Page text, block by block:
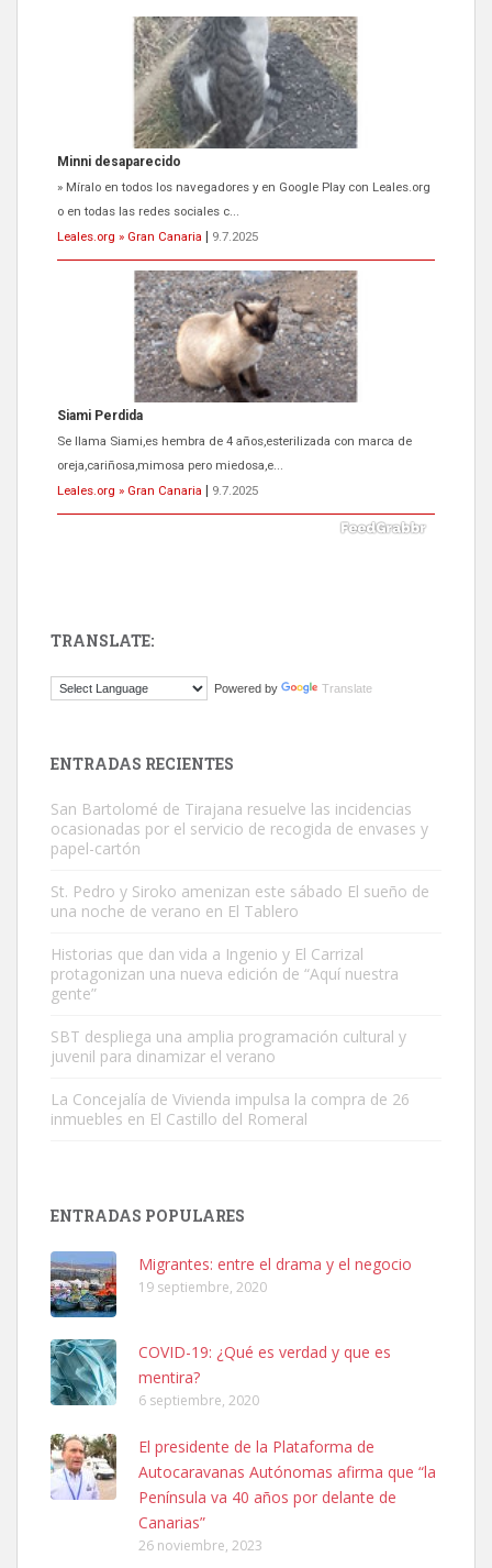
Siami Perdida
Se llama Siami,es hembra de 4 años,esterilizada con marca de
oreja,cariñosa,mimosa pero miedosa,e...
Leales.org » Gran Canaria | 9.7.2025
ADOPCIÓN URGENTE GATA TEROR GRAN CANARIA
El ayuntamiento se va a llevar a Los Gatos callejeros de la zona los
próximos días, ella incluida...
Leales.org » Gran Canaria | 9.7.2025
Este gato macho ha aparecido en la calle hace menos de un mes,
Busco adopción responsable para mi perra. Pastor alemán,
hembra, 4 años. Por motivos personales ...
Leales.org » Gran Canaria
06/07/2025 ZONA MESA Y LOPEZ. ES MUY ASUSTADIZO
Leales.org » Gran Canaria
Ninfa perdida
El día 5 se los perdió una ninfa papillera, asustada tiene miedo a la
calle, se perdió por la zon...
Leales.org » Gran Canaria
6.7.2025
TRANSLATE:
Powered by Translate
ENTRADAS RECIENTES
San Bartolomé de Tirajana resuelve las incidencias
ocasionadas por el servicio de recogida de envases y
papel-cartón
St. Pedro y Siroko amenizan este sábado El sueño de
una noche de verano en El Tablero
Historias que dan vida a Ingenio y El Carrizal
protagonizan una nueva edición de “Aquí nuestra
gente”
SBT despliega una amplia programación cultural y
juvenil para dinamizar el verano
La Concejalía de Vivienda impulsa la compra de 26
inmuebles en El Castillo del Romeral
ENTRADAS POPULARES
Migrantes: entre el drama y el negocio
19 septiembre, 2020
COVID-19: ¿Qué es verdad y que es
mentira?
6 septiembre, 2020
El presidente de la Plataforma de
Autocaravanas Autónomas afirma que “la
Península va 40 años por delante de
Canarias”
26 noviembre, 2023